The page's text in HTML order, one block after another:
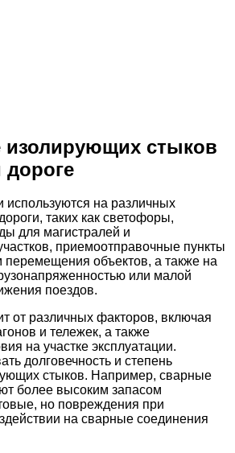
изолирующих стыков
дороге
на различных
таких как светофоры,
для магистралей и
приемоотправочные пункты
объектов, а также на
или малой
поездов.
от различных факторов, включая
и тележек, а также
на участке эксплуатации.
долговечность и степень
стыков. Например, сварные
более высоким запасом
но повреждения при
на сварные соединения